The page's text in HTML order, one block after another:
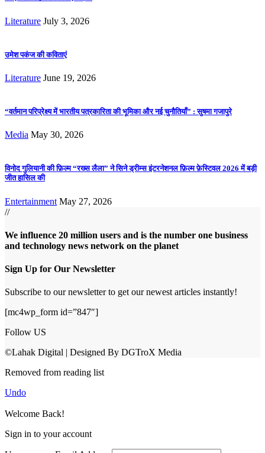
Literature July 3, 2026
उमेश पकंज की कविताएं
Literature June 19, 2026
“वर्तमान परिप्रेक्ष्य में भारतीय पत्रकारिता की भूमिका और नई चुनौतियाँ” : सुषमा गजापुरे
Media May 30, 2026
विनोद गुलियानी की फ़िल्म “रख्स लैला” ने सिने ड्रीम्स इंटरनेशनल फ़िल्म फ़ेस्टिवल 2026 में बड़ी
जीत हासिल की
Entertainment May 27, 2026
//
We influence 20 million users and is the number one business
and technology news network on the planet
Sign Up for Our Newsletter
Subscribe to our newsletter to get our newest articles instantly!
[mc4wp_form id=”847″]
Follow US
©Lahak Digital | Designed By DGTroX Media
Removed from reading list
Undo
Welcome Back!
Sign in to your account